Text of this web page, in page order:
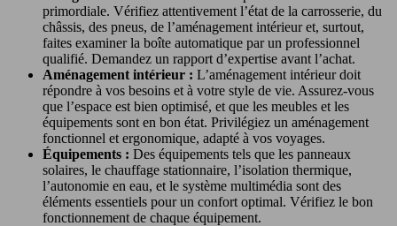
primordiale. Vérifiez attentivement l’état de la carrosserie, du
châssis, des pneus, de l’aménagement intérieur et, surtout,
faites examiner la boîte automatique par un professionnel
qualifié. Demandez un rapport d’expertise avant l’achat.
Aménagement intérieur : L’aménagement intérieur doit
répondre à vos besoins et à votre style de vie. Assurez-vous
que l’espace est bien optimisé, et que les meubles et les
équipements sont en bon état. Privilégiez un aménagement
fonctionnel et ergonomique, adapté à vos voyages.
Équipements : Des équipements tels que les panneaux
solaires, le chauffage stationnaire, l’isolation thermique,
l’autonomie en eau, et le système multimédia sont des
éléments essentiels pour un confort optimal. Vérifiez le bon
fonctionnement de chaque équipement.